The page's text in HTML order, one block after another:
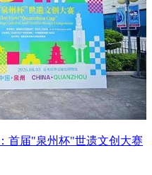
首届"泉州杯"世遗文创大赛